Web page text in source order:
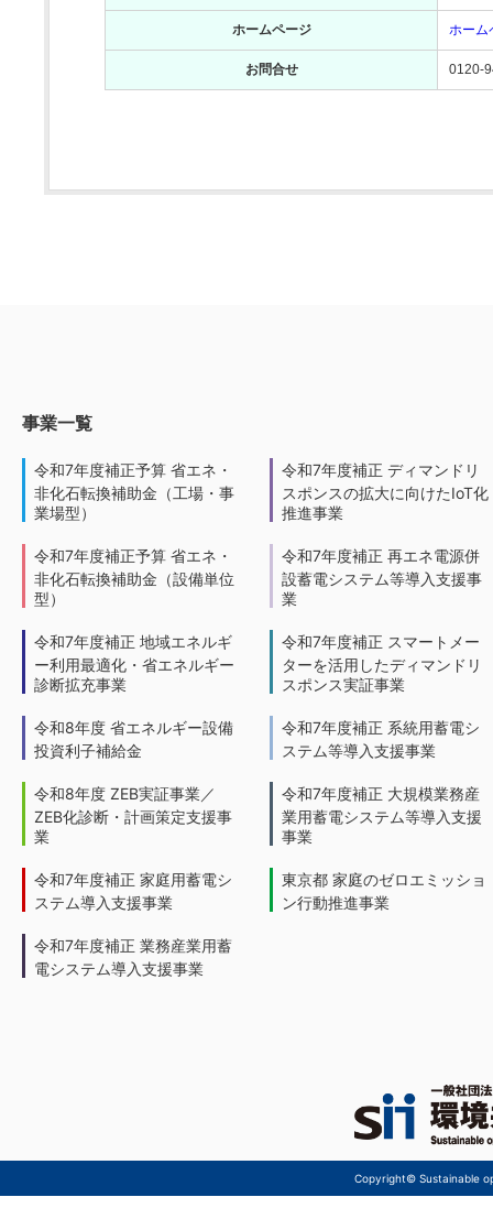
ホームページ ホーム
お問合せ 0120-
事業一覧
令和7年度補正予算 省エネ・
非化石転換補助金（工場・事
業場型）
令和7年度補正予算 省エネ・
非化石転換補助金（設備単位
型）
令和7年度補正 地域エネルギ
ー利用最適化・省エネルギー
診断拡充事業
令和8年度 省エネルギー設備
投資利子補給金
令和8年度 ZEB実証事業／
ZEB化診断・計画策定支援事
業
令和7年度補正 家庭用蓄電シ
ステム導入支援事業
令和7年度補正 業務産業用蓄
電システム導入支援事業
令和7年度補正 ディマンドリ
スポンスの拡大に向けたIoT化
推進事業
令和7年度補正 再エネ電源併
設蓄電システム等導入支援事
業
令和7年度補正 スマートメー
ターを活用したディマンドリ
スポンス実証事業
令和7年度補正 系統用蓄電シ
ステム等導入支援事業
令和7年度補正 大規模業務産
業用蓄電システム等導入支援
事業
東京都 家庭のゼロエミッショ
ン行動推進事業
Copyright© Sustainable